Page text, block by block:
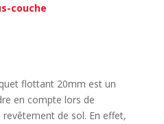
couche
flottant 20mm est un
en compte lors de
revêtement de sol. En effet,